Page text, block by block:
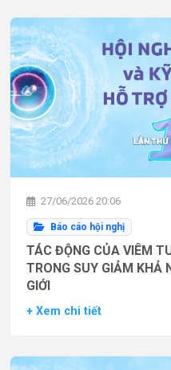
27/06/2026 20:06
Báo cáo hội nghị
TÁC ĐỘNG CỦA VIÊM
TRONG SUY GIẢM KHẢ
GIỚI
+ Xem chi tiết